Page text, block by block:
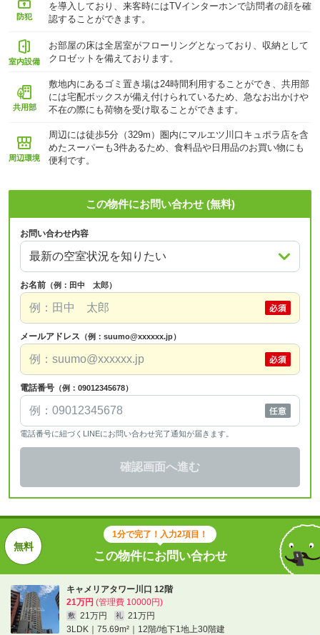
防犯
を導入しており、来客時にはTVインターホンで訪問者の顔を確
認することができます。
室内設備
お部屋の床は全居室がフローリングとなっており、収納として
クロゼットを備えております。
共用部
敷地内にあるゴミ置き場は24時間利用することができ、共用部
には宅配ボックスが備え付けられているため、急なお出かけや
不在の際にも荷物を受け取ることができます。
周辺環境
周辺には徒歩5分（329m）圏内にマルエツ川口キュポラ店を含
めたスーパーも3件あるため、食料品や日用品のお買い物にも
便利です。
この物件にお問い合わせ (無料)
お問い合わせ内容
お名前 （例：田中 太郎）
メールアドレス （例：suumo@xxxxxx.jp）
電話番号 （例：09012345678）
電話番号に紐づくLINEにお問い合わせ完了通知が届きます。
確認画面へ進む
1分で完了！入力2項目！
この物件にお問い合わせ
キャメリアタワー川口 12階
21万円 (管理費 10000円)
敷 21万円 礼
21万円
3LDK｜75.69m²｜12階/地下1地上30階建